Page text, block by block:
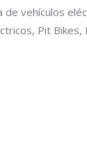
de vehículos
Pit Bikes,